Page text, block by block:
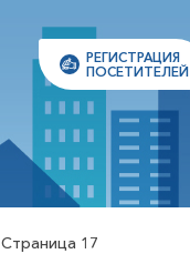
РЕГИСТРАЦИЯ
ПОСЕТИТЕЛЕЙ
Страница 17